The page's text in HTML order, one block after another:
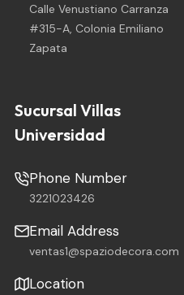
Calle Venustiano Carranza
#315-A, Colonia Emiliano
Zapata
Sucursal Villas
Universidad
Phone Number
3221023426
Email Address
ventas1@spaziodecora.com
Location